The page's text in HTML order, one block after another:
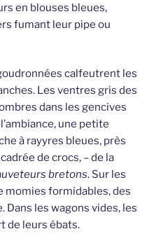
en blouses bleues,
fumant leur pipe ou
calfeutrent les
Les ventres gris des
dans les gencives
une petite
à rayyres bleues, près
de crocs, – de la
bretons. Sur les
momies formidables, des
les wagons vides, les
de leurs ébats.